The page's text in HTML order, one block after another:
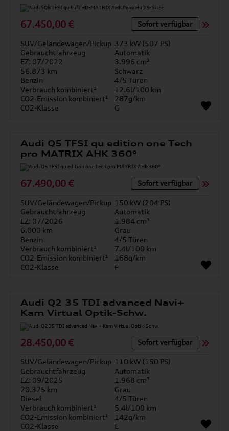
67.450,00 € Sofort verfügbar
SUV/Geländewagen/Pickup 373 kW (507 PS)
Gebrauchtfahrzeug
Automatik
EZ: 07/2022
3.996 cm³
56.873 km
Schwarz
Benzin
4/5 Türen
Verbrauch kombiniert¹
12.6l/100 km
CO2-Emission kombiniert¹
287g/km
CO2-Klasse
G
Audi Q5 TFSI qu edition one Tech
pro MATRIX AHK 360°
67.490,00 € Sofort verfügbar
SUV/Geländewagen/Pickup 150 kW (204 PS)
Gebrauchtfahrzeug
Automatik
EZ: 07/2026
1.984 cm³
6.000 km
Grau
Benzin
4/5 Türen
Verbrauch kombiniert¹
7.4l/100 km
CO2-Emission kombiniert¹
168g/km
CO2-Klasse
F
Audi Q2 35 TDI advanced Navi+
Kam Virtual Optik-Schw.
28.450,00 € Sofort verfügbar
SUV/Geländewagen/Pickup 110 kW (150 PS)
Gebrauchtfahrzeug
Automatik
EZ: 09/2025
1.968 cm³
20.325 km
Grau
Diesel
4/5 Türen
Verbrauch kombiniert¹
5.4l/100 km
CO2-Emission kombiniert¹
142g/km
CO2-Klasse
E